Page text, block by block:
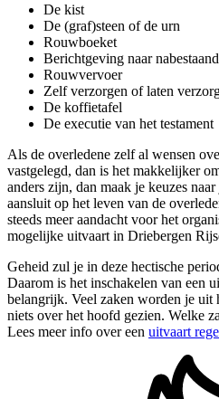
De kist
De (graf)steen of de urn
Rouwboeket
Berichtgeving naar
Rouwvervoer
Zelf verzorgen of laten
De koffietafel
De executie van het testament
Als de overledene zelf al wensen
vastgelegd, dan is het makkelijker
anders zijn, dan maak je keuzes
aansluit op het leven van de
steeds meer aandacht voor het
mogelijke uitvaart in Driebergen
Geheid zul je in deze hectische
Daarom is het inschakelen van een
belangrijk. Veel zaken worden je uit
niets over het hoofd gezien. Welke
Lees meer info over een uitvaart